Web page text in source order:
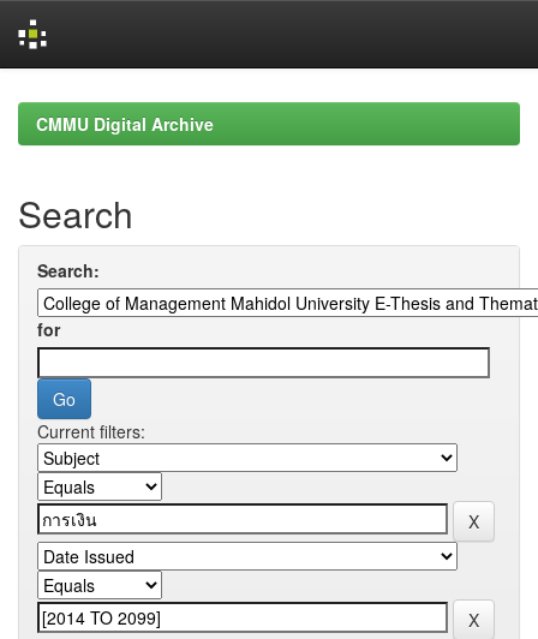
navigationCMMU Digital Archive
Search
Search:
for
Current filters: